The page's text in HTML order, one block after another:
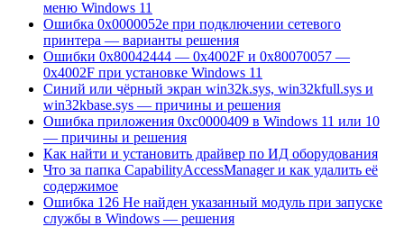
меню Windows 11
Ошибка 0x0000052e при подключении сетевого
принтера — варианты решения
Ошибки 0x80042444 — 0x4002F и 0x80070057 —
0x4002F при установке Windows 11
Синий или чёрный экран win32k.sys, win32kfull.sys и
win32kbase.sys — причины и решения
Ошибка приложения 0xc0000409 в Windows 11 или 10
— причины и решения
Как найти и установить драйвер по ИД оборудования
Что за папка CapabilityAccessManager и как удалить её
содержимое
Ошибка 126 Не найден указанный модуль при запуске
службы в Windows — решения